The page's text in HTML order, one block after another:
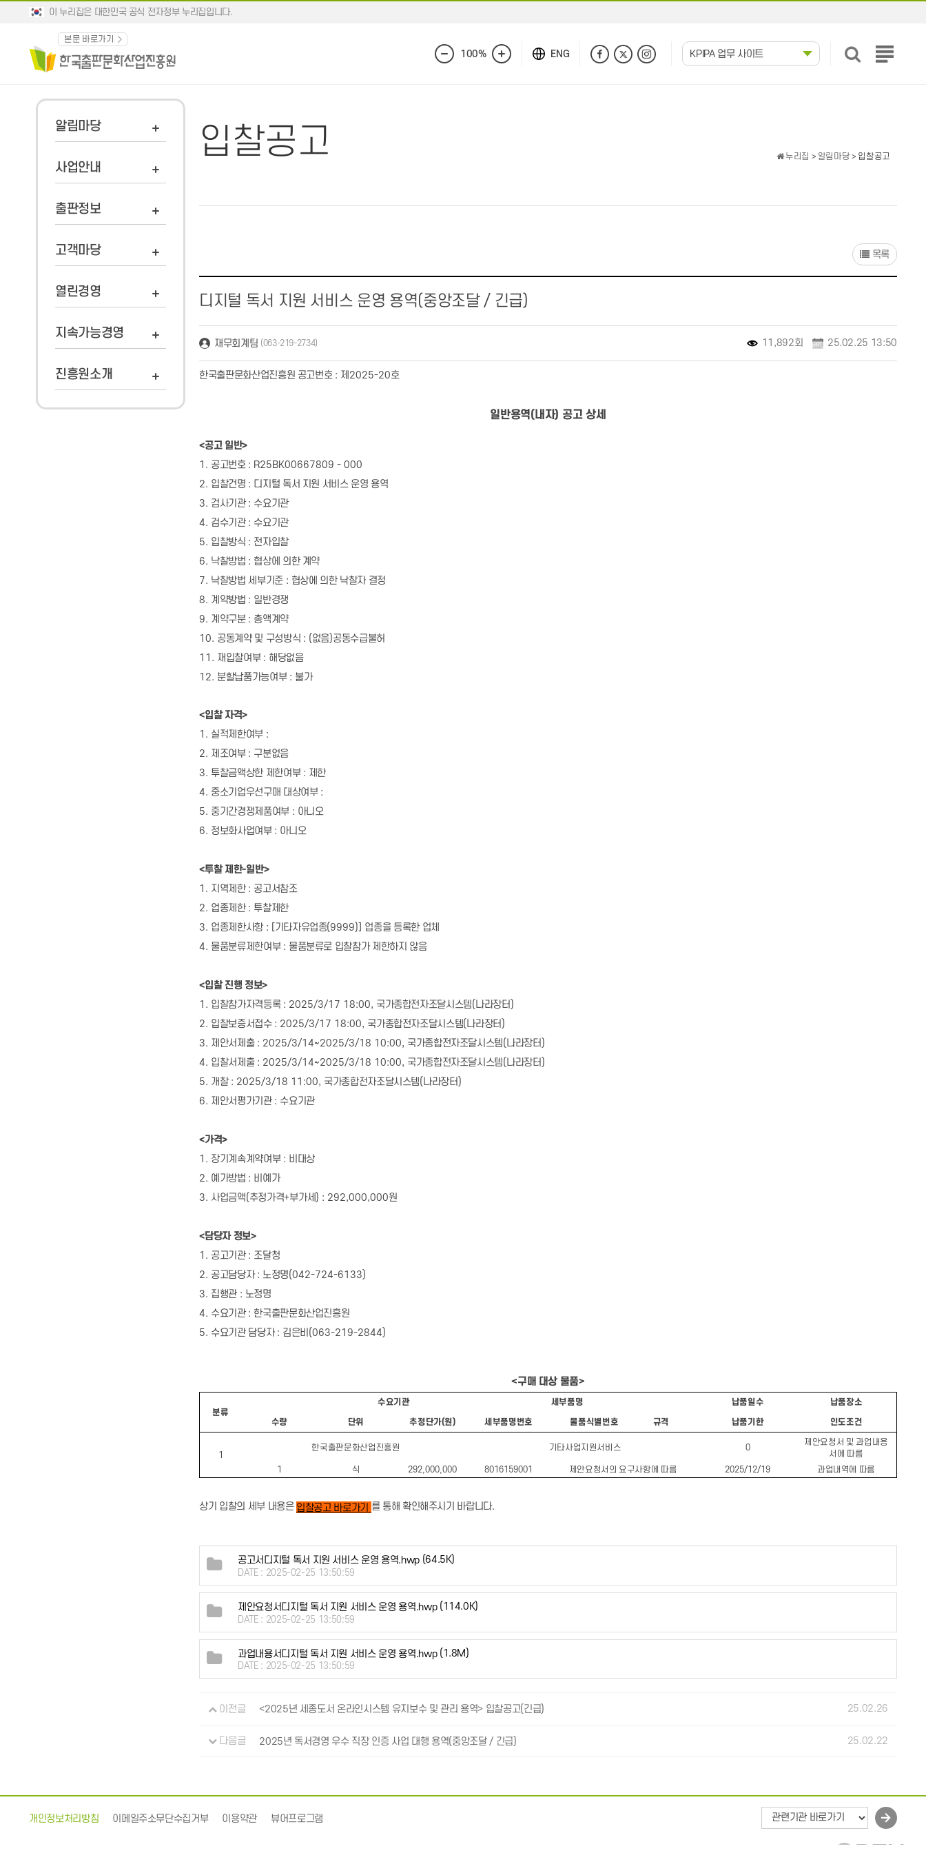
이 누리집은 대한민국 공식 전자정부 누리집입니다.
본문 바로가기
화
100%
화
ENG KPIPA 업무 사이트
전
알림마당
사업안내
출판정보
고객마당
열린경영
지속가능경영
진흥원소개
입찰공고 누리집 > 알림마당 > 입찰공고
목록
디지털 독서 지원 서비스 운영 용역(중앙조달 / 긴급)
재무회계팀 (063-219-2734) 11,892회 25.02.25 13:50
한국출판문화산업진흥원 공고번호 : 제2025-20호
일반용역( 내자) 공고 상세
<공고 일반>
1. 공고번호 : R25BK00667809 - 000
2. 입찰건명 : 디지털 독서 지원 서비스 운영 용역
3. 검사기관: 수요기관
4. 검수기관: 수요기관
5. 입찰방식 : 전자입찰
6. 낙찰방법 : 협상에 의한 계약
7. 낙찰방법 세부기준 : 협상에 의한 낙찰자 결정
8. 계약방법 : 일반경쟁
9. 계약구분 : 총액계약
10. 공동계약 및 구성방식 : (없음)공동수급불허
11. 재입찰여부 : 해당없음
12. 분할납품가능여부 : 불가
<입찰 자격>
1. 실적제한여부 :
2. 제조여부 : 구분없음
3. 투찰금액상한 제한여부 : 제한
4. 중소기업우선구매 대상여부 :
5. 중기간경쟁제품여부 : 아니오
6. 정보화사업여부 : 아니오
<투찰 제한-일반>
1. 지역제한: 공고서참조
2. 업종제한: 투찰제한
3. 업종제한사항 : [ 기타자유업종(9999)] 업종을 등록한 업체
4. 물품분류제한여부 : 물품분류로 입찰참가 제한하지 않음
<입찰 진행 정보>
1. 입찰참가자격등록 : 2025/3/17 18:00, 국가종합전자조달시스템( 나라장터 )
2. 입찰보증서접수 : 2025/3/17 18:00, 국가종합전자조달시스템( 나라장터 )
3. 제안서제출 : 2025/3/14~2025/3/18 10:00, 국가종합전자조달시스템( 나라장터 )
4. 입찰서제출 : 2025/3/14~2025/3/18 10:00, 국가종합전자조달시스템( 나라장터 )
5. 개찰 : 2025/3/18 11:00, 국가종합전자조달시스템( 나라장터 )
6. 제안서평가기관: 수요기관
<가격>
1. 장기계속계약여부 : 비대상
2. 예가방법 : 비예가
3. 사업금액(추정가격+부가세 ) : 292,000,000원
<담당자 정보>
1. 공고기관: 조달청
2. 공고담당자: 노정명(042-724-6133)
3. 집행관 : 노정명
4. 수요기관: 한국출판문화산업진흥원
5. 수요기관 담당자: 김은비 (063-219-2844)
<구매 대상 물품>
분류
수요기관 세부품명 납품일수 납품장소
수량 단위 추정단가(원) 세부품명번호 물품식별번호 규격 납품기한 인도조건
1
한국출판문화산업진흥원 기타사업지원서비스 0
제안요청서 및 과업내용
서에 따름
1
식 292,000,000 8016159001 제안요청서의 요구사항에 따름 2025/12/19 과업내역에 따름
상기 입찰의 세부 내용은 입찰공고 바로가기 를 통해 확인해주시기 바랍니다.
공고서디지털 독서 지원 서비스 운영 용역.hwp(64.5K)
DATE : 2025-02-25 13:50:59
제안요청서디지털 독서 지원 서비스 운영 용역.hwp(114.0K)
DATE : 2025-02-25 13:50:59
과업내용서디지털 독서 지원 서비스 운영 용역.hwp(1.8M)
DATE : 2025-02-25 13:50:59
이전글 <2025년 세종도서 온라인시스템 유지보수 및 관리 용역> 입찰공고(긴급) 25.02.26
다음글 2025년 독서경영 우수 직장 인증 사업 대행 용역(중앙조달 / 긴급) 25.02.22
개인정보처리방침 이메일주소무단수집거부 이용약관 뷰어프로그램
바
로